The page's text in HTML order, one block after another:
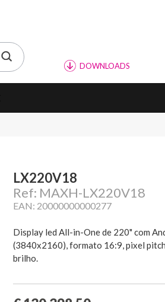
DOWNLOADS
LX220V18
Ref: MAXH-LX220V18
EAN: 20000000000277
Display led All-in-One de 220" com
(3840x2160), formato 16:9, pixel
brilho.